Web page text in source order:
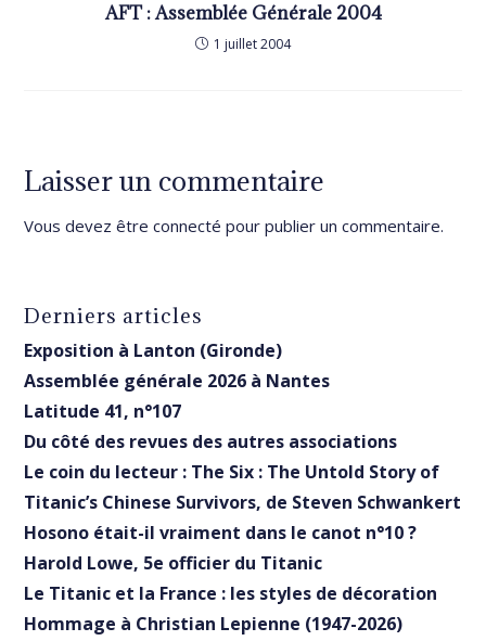
AFT : Assemblée Générale 2004
1 juillet 2004
Laisser un commentaire
Vous devez êtreconnecté pour publier un commentaire.
Derniers articles
Exposition à Lanton (Gironde)
Assemblée générale 2026 à Nantes
Latitude 41, n°107
Du côté des revues des autres associations
Le coin du lecteur : The Six : The Untold Story of
Titanic’s Chinese Survivors, de Steven Schwankert
Hosono était-il vraiment dans le canot n°10 ?
Harold Lowe, 5e officier du Titanic
Le Titanic et la France : les styles de décoration
Hommage à Christian Lepienne (1947-2026)